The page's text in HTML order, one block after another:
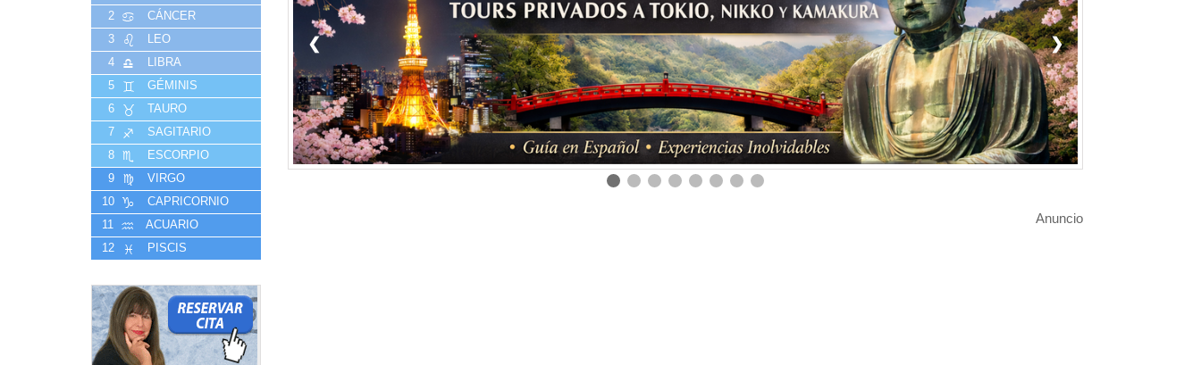
2
CÁNCER
3
LEO
4
LIBRA
5
GÉMINIS
6
TAURO
7
SAGITARIO
8
ESCORPIO
9
VIRGO
10
CAPRICORNIO
11
ACUARIO
12
PISCIS
❮ ❯
Anuncio